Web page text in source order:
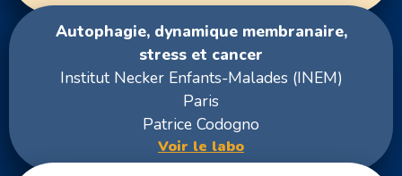
Autophagie, dynamique membranaire,
stress et cancer
Institut Necker Enfants-Malades (INEM)
Paris
Patrice Codogno
Voir le labo